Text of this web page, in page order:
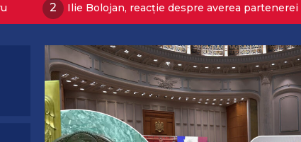
Ilie Bolojan, reacție despre averea partenerei de viață